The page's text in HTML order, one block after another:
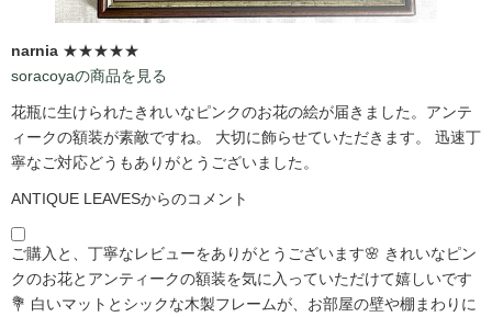
narnia ★★★★★
soracoyaの商品を見る
花瓶に生けられたきれいなピンクのお花の絵が届きました。アンテ
ィークの額装が素敵ですね。 大切に飾らせていただきます。 迅速丁
寧なご対応どうもありがとうございました。
ANTIQUE LEAVESからのコメント
ご購入と、丁寧なレビューをありがとうございます🌸 きれいなピン
クのお花とアンティークの額装を気に入っていただけて嬉しいです
💐 白いマットとシックな木製フレームが、お部屋の壁や棚まわりに